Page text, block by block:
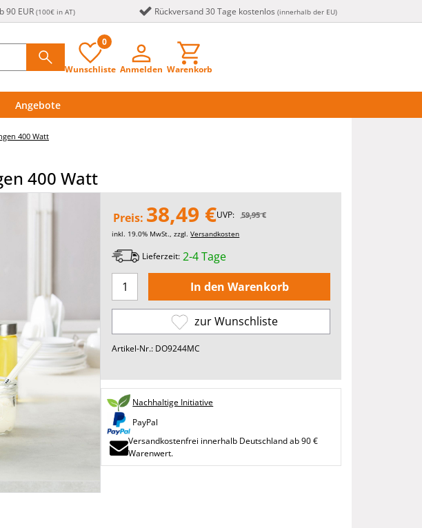
90 EUR (100€ in AT) Rückversand 30 Tage kostenlos (innerhalb der EU)
0
Wunschliste Anmelden Warenkorb
Angebote
400 Watt
400 Watt
Preis: 38,49 €UVP: 59,95 €
inkl. 19.0% MwSt., zzgl.Versandkosten
Lieferzeit: 2-4 Tage
zur Wunschliste
Artikel-Nr.: DO9244MC
Nachhaltige Initiative
PayPal
Versandkostenfrei innerhalb Deutschland ab 90 €
Warenwert.